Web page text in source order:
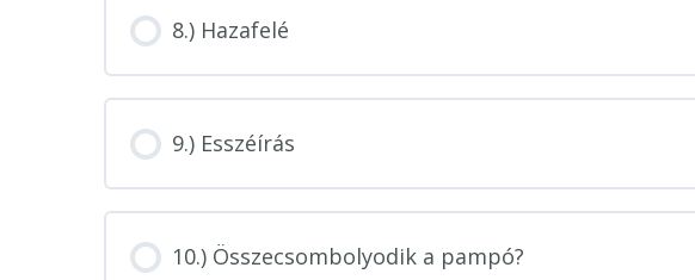
8.) Hazafelé
9.) Esszéírás
10.) Összecsombolyodik a pampó?